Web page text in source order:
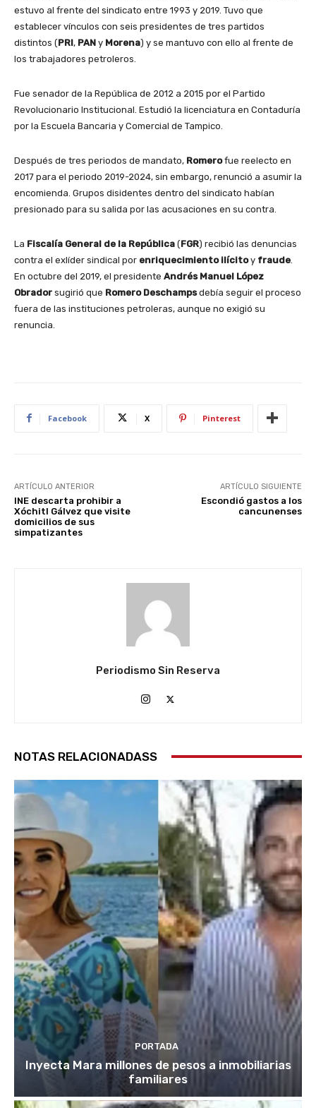
estuvo al frente del sindicato entre 1993 y 2019. Tuvo que
establecer vínculos con seis presidentes de tres partidos
distintos (PRI, PAN y Morena) y se mantuvo con ello al frente de
los trabajadores petroleros.
Fue senador de la República de 2012 a 2015 por el Partido
Revolucionario Institucional. Estudió la licenciatura en Contaduría
por la Escuela Bancaria y Comercial de Tampico.
Después de tres periodos de mandato, Romerofue reelecto en
2017 para el periodo 2019-2024, sin embargo, renunció a asumir la
encomienda. Grupos disidentes dentro del sindicato habían
presionado para su salida por las acusaciones en su contra.
La Fiscalía General de la República (FGR) recibió las denuncias
contra el exlíder sindical por enriquecimiento ilícitoy fraude
En octubre del 2019, el presidente Andrés Manuel López
Obrador sugirió que Romero Deschampsdebía seguir el proceso
fuera de las instituciones petroleras, aunque no exigió su
renuncia.
Facebook X Pinterest
ARTÍCULO ANTERIOR
INE descarta prohibir a
Xóchitl Gálvez que visite
domicilios de sus
simpatizantes
ARTÍCULO SIGUIENTE
Escondió gastos a los
cancunenses
Periodismo Sin Reserva
NOTAS RELACIONADASS
PORTADA
Inyecta Mara millones de pesos a inmobiliarias
familiares